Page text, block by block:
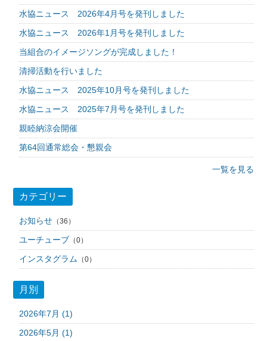
水協ニュース 2026年4月号を発刊しました
水協ニュース 2026年1月号を発刊しました
当組合のイメージソングが完成しました！
清掃活動を行いました
水協ニュース 2025年10月号を発刊しました
水協ニュース 2025年7月号を発刊しました
親睦納涼会開催
第64回通常総会・懇親会
一覧を見る
カテゴリー
お知らせ（36）
ユーチューブ （0）
インスタグラム （0）
月別
2026年7月 (1)
2026年5月 (1)